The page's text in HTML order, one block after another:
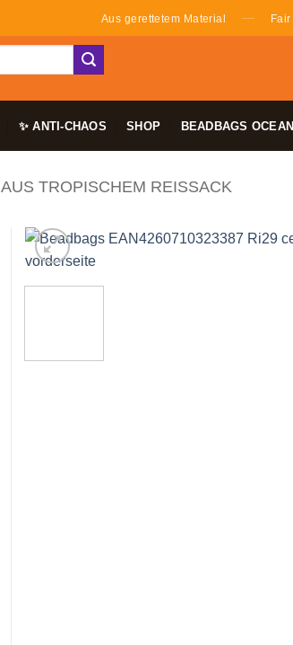
Aus gerettetem Material —
✨ ANTI-CHAOS SHOP BEADBAGS OCEAN
AUS TROPISCHEM REISSACK